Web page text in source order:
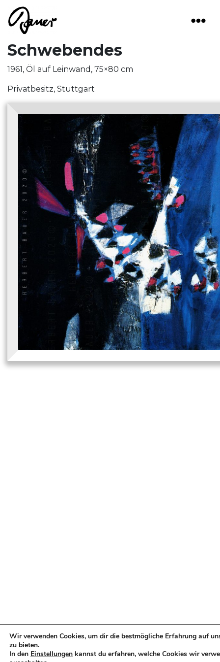
Main Navigation
Schwebendes
1961, Öl auf Leinwand, 75×80 cm
Privatbesitz, Stuttgart
Wir verwenden Cookies, um dir die bestmögliche Erfahrung auf
zu bieten.
In den Einstellungen kannst du erfahren, welche Cookies wir